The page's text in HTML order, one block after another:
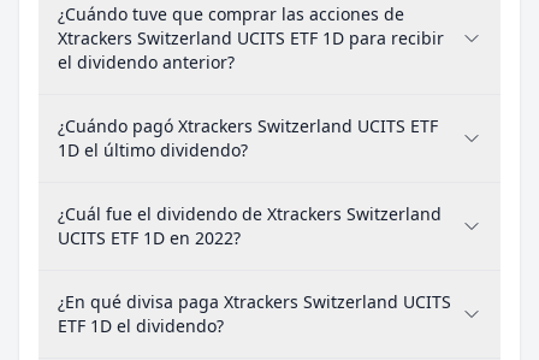
¿Cuándo tuve que comprar las acciones de
Xtrackers Switzerland UCITS ETF 1D para recibir
el dividendo anterior?
¿Cuándo pagó Xtrackers Switzerland UCITS ETF
1D el último dividendo?
¿Cuál fue el dividendo de Xtrackers Switzerland
UCITS ETF 1D en 2022?
¿En qué divisa paga Xtrackers Switzerland UCITS
ETF 1D el dividendo?